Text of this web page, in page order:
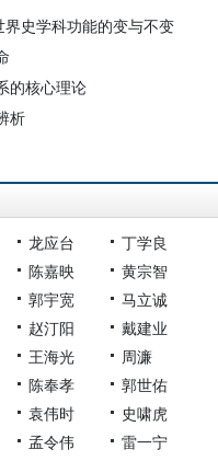
界史学科功能的变与不变
的核心理论
析
龙应台
丁学良
陈嘉映
黄宗智
郭宇宽
马立诚
赵汀阳
戴建业
王海光
周濂
陈奉孝
郭世佑
袁伟时
史啸虎
孟令伟
雷一宁